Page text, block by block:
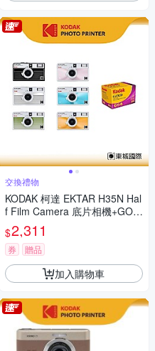
交換禮物
KODAK 柯達 EKTAR H35N Hal
f Film Camera 底片相機+GOL
D 200底片組
$2,311
券 贈品
加入購物車